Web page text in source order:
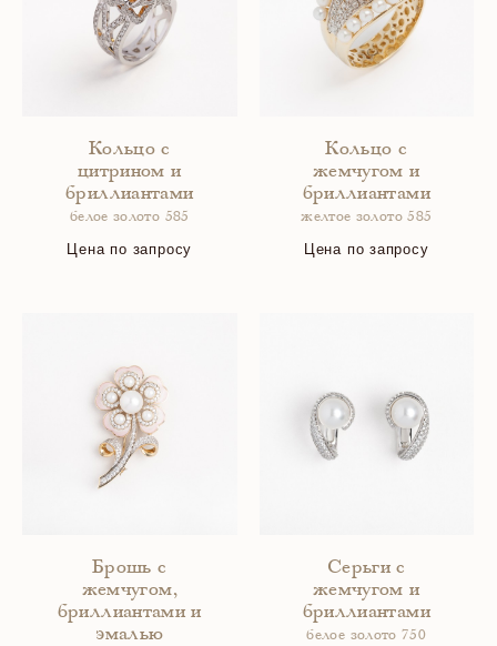
Кольцо с
цитрином и
бриллиантами
белое золото 585
Цена по запросу
Кольцо с
жемчугом и
бриллиантами
желтое золото 585
Цена по запросу
Брошь с
жемчугом,
бриллиантами и
эмалью
Серьги с
жемчугом и
бриллиантами
белое золото 750